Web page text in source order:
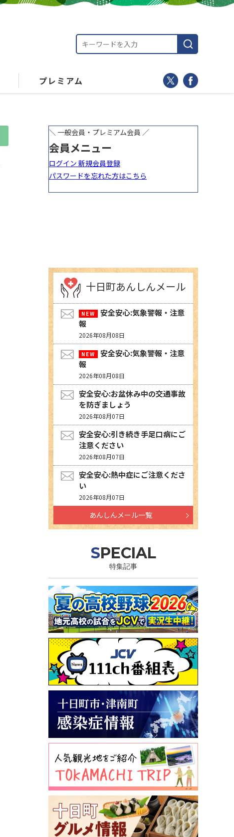
プレミアム
十日町あんしんメール
安全安心:気象警報・注意
報
2026年08月08日
安全安心:気象警報・注意
報
2026年08月08日
安全安心:お盆休み中の交通事故
を防ぎましょう
2026年08月07日
安全安心:引き続き手足口病にご
注意ください
2026年08月07日
安全安心:熱中症にご注意くださ
い
2026年08月07日
あんしんメール一覧
SPECIAL
特集記事